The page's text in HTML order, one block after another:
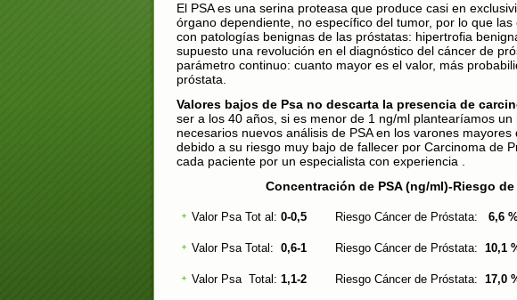
El PSA es una serina proteasa que produce casi en
órgano dependiente, no específico del tumor, por lo que
con patologías benignas de las próstatas: hipertrofia
supuesto una revolución en el diagnóstico del cáncer de
parámetro continuo: cuanto mayor es el valor, más
próstata.
Valores bajos de Psa no descarta la presencia de
ser a los 40 años, si es menor de 1 ng/ml plantearíamos
necesarios nuevos análisis de PSA en los varones
debido a su riesgo muy bajo de fallecer por Carcinoma de
cada paciente por un especialista con experiencia .
Concentración de PSA (ng/ml)-Riesgo de
Valor Psa Tot al: 0-0,5 Riesgo Cáncer de Próstata: 6,6
Valor Psa Total: 0,6-1 Riesgo Cáncer de Próstata: 10,1
Valor Psa Total: 1,1-2 Riesgo Cáncer de Próstata: 17,0